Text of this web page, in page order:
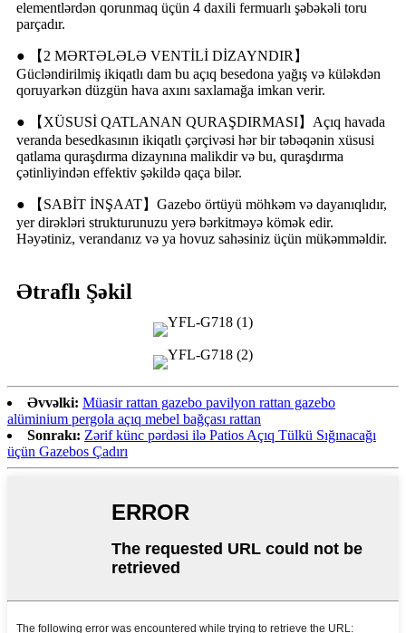
elementlərdən qorunmaq üçün 4 daxili fermuarlı şəbəkəli toru
parçadır.
● 【2 MƏRTƏLƏLƏ VENTİLİ DİZAYNDIR】
Gücləndirilmiş ikiqatlı dam bu açıq besedona yağış və küləkdən
qoruyarkən düzgün hava axını saxlamağa imkan verir.
● 【XÜSUSİ QATLANAN QURAŞDIRMASI】Açıq havada
veranda besedkasının ikiqatlı çərçivəsi hər bir təbəqənin xüsusi
qatlama quraşdırma dizaynına malikdir və bu, quraşdırma
çətinliyindən effektiv şəkildə qaça bilər.
● 【SABİT İNŞAAT】Gazebo örtüyü möhkəm və dayanıqlıdır,
yer dirəkləri strukturunuzu yerə bərkitməyə kömək edir.
Həyətiniz, verandanız və ya hovuz sahəsiniz üçün mükəmməldir.
Ətraflı Şəkil
Əvvəlki: Müasir rattan gazebo pavilyon rattan gazebo
alüminium pergola açıq mebel bağçası rattan
Sonrakı: Zərif künc pərdəsi ilə Patios Açıq Tülkü Sığınacağı
üçün Gazebos Çadırı